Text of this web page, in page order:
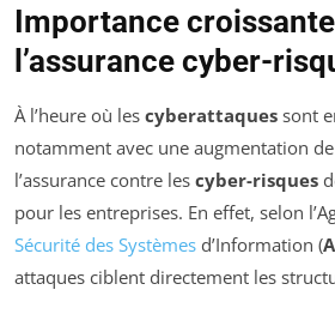
Importance
l’assurance cyber-
À l’heure où les cyberattaques sont
notamment avec une augmentation
l’assurance contre les cyber-risques
pour les entreprises. En effet, selon
Sécurité des Systèmes d’Information (
attaques ciblent directement les